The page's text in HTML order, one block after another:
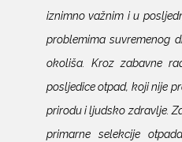
iznimno važnim i u
problemima suvremenog
okoliša. Kroz zabavne
posljedice otpad, koji nije
prirodu i ljudsko zdravlje.
primarne selekcije